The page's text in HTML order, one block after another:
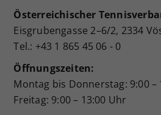
Österreichischer
Eisgrubengasse 2–6/2, 2334
Tel.: +43 1 865 45 06 - 0
Öffnungszeiten:
Montag bis Donnerstag: 9:00 –
Freitag: 9:00 – 13:00 Uhr